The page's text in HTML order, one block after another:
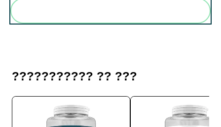
??????????? ?? ???